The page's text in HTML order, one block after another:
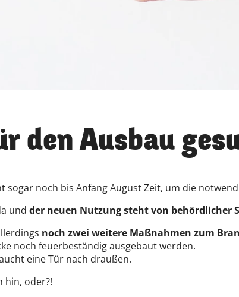
den Ausbau
sogar noch bis Anfang August Zeit, um die
und der neuen Nutzung steht von behördlicher
noch zwei weitere Maßnahmen zum
noch feuerbeständig ausgebaut werden.
eine Tür nach draußen.
hin, oder?!